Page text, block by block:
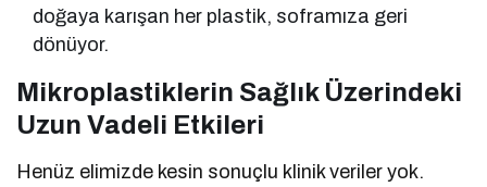
doğaya karışan her plastik, soframıza geri
dönüyor.
Mikroplastiklerin Sağlık Üzerindeki
Uzun Vadeli Etkileri
Henüz elimizde kesin sonuçlu klinik veriler yok.